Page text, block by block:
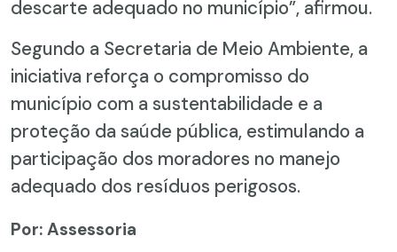
descarte adequado no município”, afirmou.
Segundo a Secretaria de Meio Ambiente, a
iniciativa reforça o compromisso do
município com a sustentabilidade e a
proteção da saúde pública, estimulando a
participação dos moradores no manejo
adequado dos resíduos perigosos.
Por: Assessoria